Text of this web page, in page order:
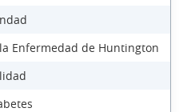
Enfermedad de Huntington